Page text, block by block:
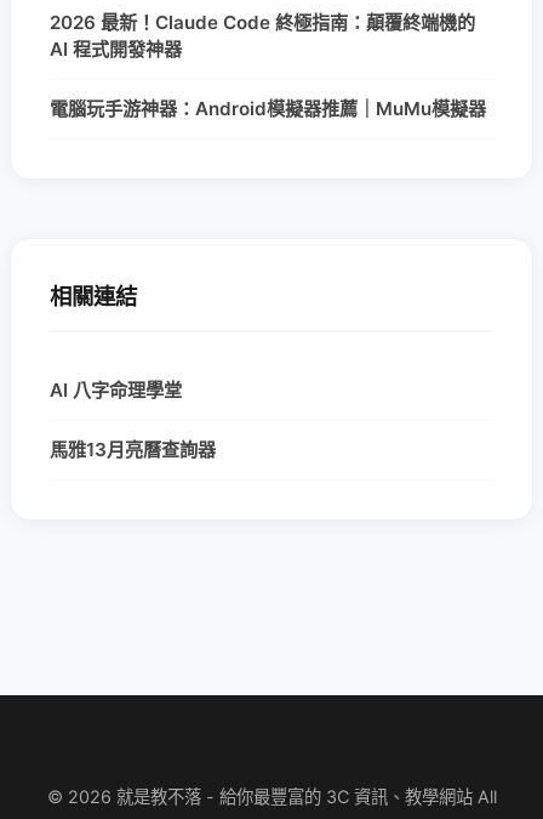
2026 最新！Claude Code 終極指南：顛覆終端機的
AI 程式開發神器
電腦玩手游神器：Android模擬器推薦｜MuMu模擬器
相關連結
AI 八字命理學堂
馬雅13月亮曆查詢器
© 2026 就是教不落 - 給你最豐富的 3C 資訊、教學網站 All